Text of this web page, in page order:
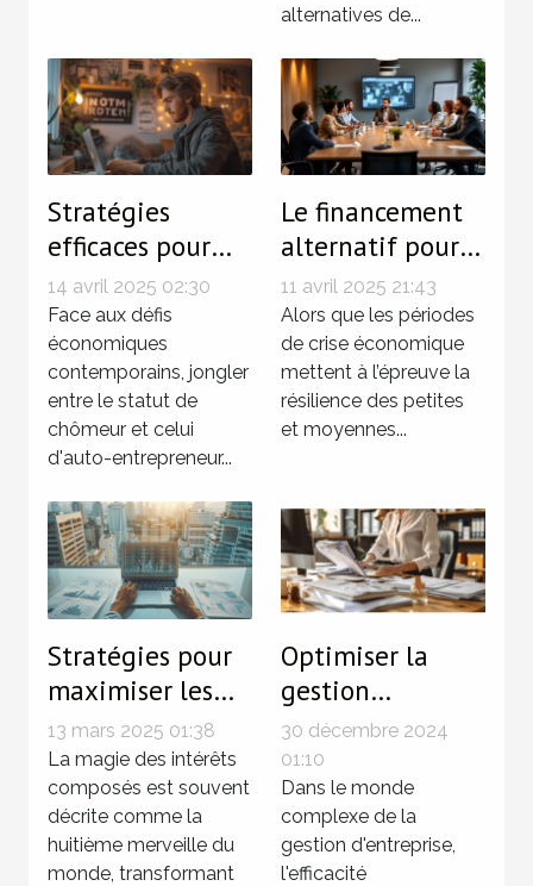
alternatives de...
Stratégies
efficaces pour
gérer
simultanément
chômage et
activité d'auto-
entrepreneur
14 avril 2025 02:30
Face aux défis
économiques
contemporains, jongler
entre le statut de
chômeur et celui
d'auto-entrepreneur...
Le financement
alternatif pour
les PME en
période de crise
économique
11 avril 2025 21:43
Alors que les périodes
de crise économique
mettent à l’épreuve la
résilience des petites
et moyennes...
Stratégies pour
maximiser les
rendements avec
les intérêts
composés
13 mars 2025 01:38
La magie des intérêts
composés est souvent
décrite comme la
huitième merveille du
monde, transformant
Optimiser la
gestion
d'entreprise avec
des services de
secrétariat
juridique
efficaces
30 décembre 2024
01:10
Dans le monde
complexe de la
gestion d'entreprise,
l'efficacité